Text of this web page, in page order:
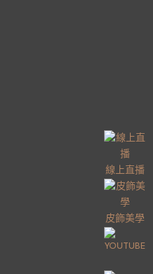
線上直播
皮飾美學